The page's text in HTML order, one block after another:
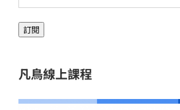
件
址
訂閱
凡鳥線上課程